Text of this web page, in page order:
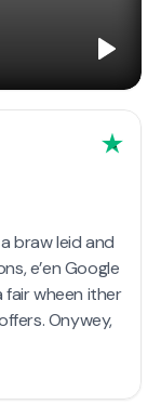
braw leid and
e’en Google
fair wheen ither
Onywey,